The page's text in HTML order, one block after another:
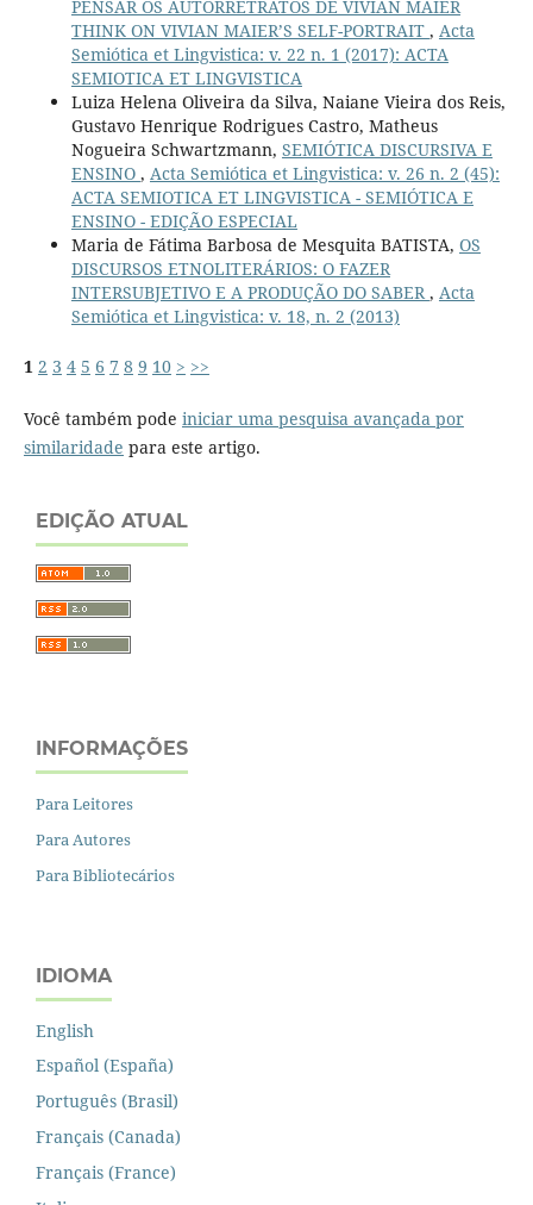
PENSAR OS AUTORRETRATOS DE VIVIAN MAIER
THINK ON VIVIAN MAIER’S SELF-PORTRAIT , Acta
Semiótica et Lingvistica: v. 22 n. 1 (2017): ACTA
SEMIOTICA ET LINGVISTICA
Luiza Helena Oliveira da Silva, Naiane Vieira dos Reis,
Gustavo Henrique Rodrigues Castro, Matheus
Nogueira Schwartzmann, SEMIÓTICA DISCURSIVA E
ENSINO , Acta Semiótica et Lingvistica: v. 26 n. 2 (45):
ACTA SEMIOTICA ET LINGVISTICA - SEMIÓTICA E
ENSINO - EDIÇÃO ESPECIAL
Maria de Fátima Barbosa de Mesquita BATISTA, OS
DISCURSOS ETNOLITERÁRIOS: O FAZER
INTERSUBJETIVO E A PRODUÇÃO DO SABER , Acta
Semiótica et Lingvistica: v. 18, n. 2 (2013)
1 2 3 4 5 6 7 8 9 10 > >>
Você também pode iniciar uma pesquisa avançada por
similaridade para este artigo.
EDIÇÃO ATUAL
INFORMAÇÕES
Para Leitores
Para Autores
Para Bibliotecários
IDIOMA
English
Español (España)
Português (Brasil)
Français (Canada)
Français (France)